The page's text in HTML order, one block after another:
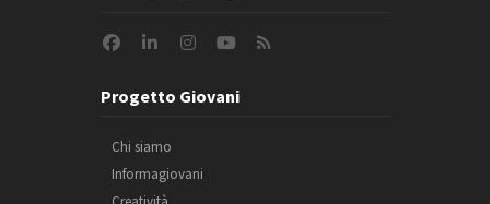
Progetto Giovani
Chi siamo
Informagiovani